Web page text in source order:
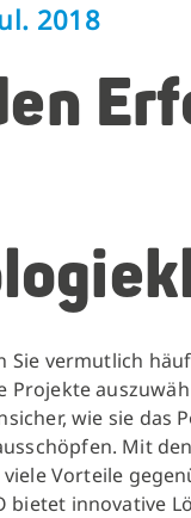
2018
Sie vermutlich
wie sie das
Mit
viele Vorteile
bietet innovative